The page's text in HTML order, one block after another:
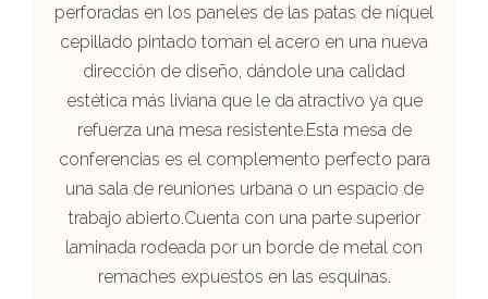
perforadas en los paneles de las patas de níquel
cepillado pintado toman el acero en una nueva
dirección de diseño, dándole una calidad
estética más liviana que le da atractivo ya que
refuerza una mesa resistente.Esta mesa de
conferencias es el complemento perfecto para
una sala de reuniones urbana o un espacio de
trabajo abierto.Cuenta con una parte superior
laminada rodeada por un borde de metal con
remaches expuestos en las esquinas.